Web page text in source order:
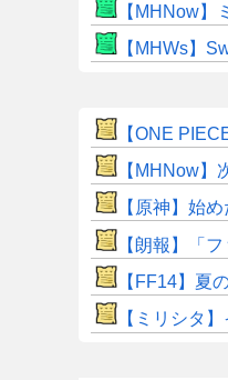
【MHNow】
【MHWs】
【ONE
【MHNow】
【原神】始
【朗報】「フ
【FF14】夏
【ミリシタ